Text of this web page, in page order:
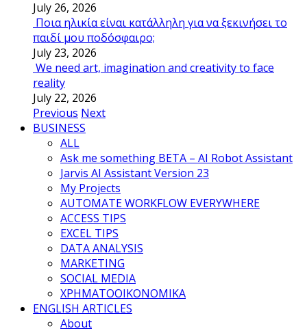
July 26, 2026
Ποια ηλικία είναι κατάλληλη για να ξεκινήσει το
παιδί μου ποδόσφαιρο;
July 23, 2026
We need art, imagination and creativity to face
reality
July 22, 2026
Previous Next
BUSINESS
ALL
Ask me something BETA – AI Robot Assistant
Jarvis AI Assistant Version 23
My Projects
AUTOMATE WORKFLOW EVERYWHERE
ACCESS TIPS
EXCEL TIPS
DATA ANALYSIS
MARKETING
SOCIAL MEDIA
ΧΡΗΜΑΤΟΟΙΚΟΝΟΜΙΚΑ
ENGLISH ARTICLES
About